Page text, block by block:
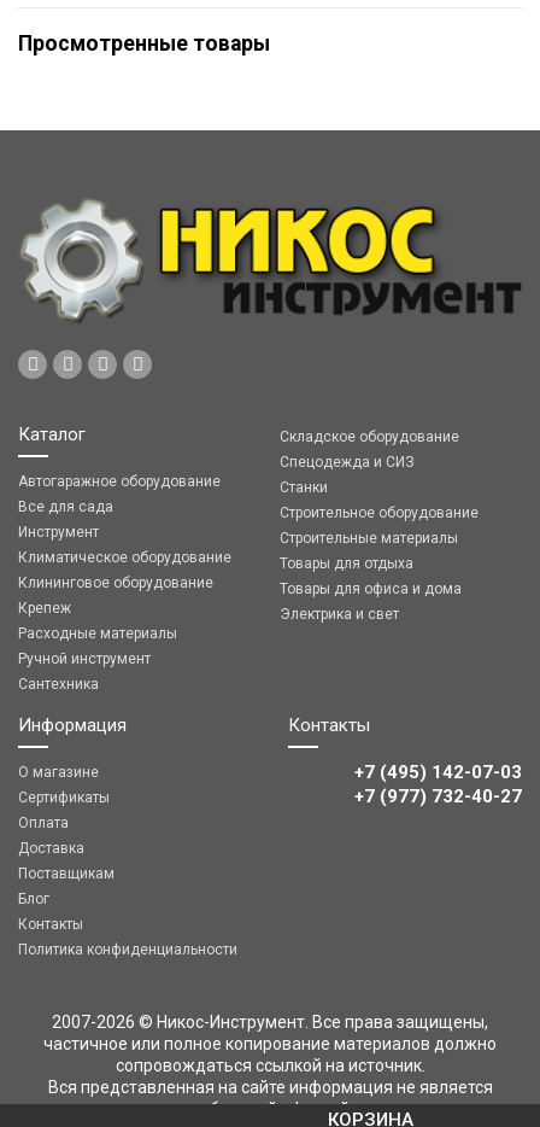
КОРЗИНА
Просмотренные товары
Каталог
Автогаражное оборудование
Все для сада
Инструмент
Климатическое оборудование
Клининговое оборудование
Крепеж
Расходные материалы
Ручной инструмент
Сантехника
Складское оборудование
Спецодежда и СИЗ
Станки
Строительное оборудование
Строительные материалы
Товары для отдыха
Товары для офиса и дома
Электрика и свет
Информация
О магазине
Сертификаты
Оплата
Доставка
Поставщикам
Блог
Контакты
Политика конфиденциальности
Контакты
+7 (495) 142-07-03
‎‎+7 (977) 732-40-27
2007-2026 © Никос-Инструмент. Все права защищены,
частичное или полное копирование материалов должно
сопровождаться ссылкой на источник.
Вся представленная на сайте информация не является
публичной офертой